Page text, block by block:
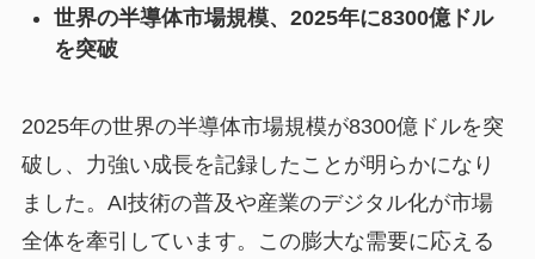
世界の半導体市場規模、2025年に8300億ドル
を突破
2025年の世界の半導体市場規模が8300億ドルを突
破し、力強い成長を記録したことが明らかになり
ました。AI技術の普及や産業のデジタル化が市場
全体を牽引しています。この膨大な需要に応える